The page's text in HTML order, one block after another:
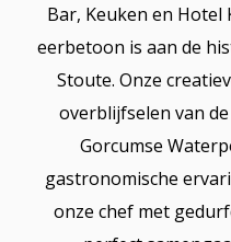
Bar, Keuken en Hotel
eerbetoon is aan de
Stoute. Onze
overblijfselen van
Gorcumse
gastronomische
onze chef met